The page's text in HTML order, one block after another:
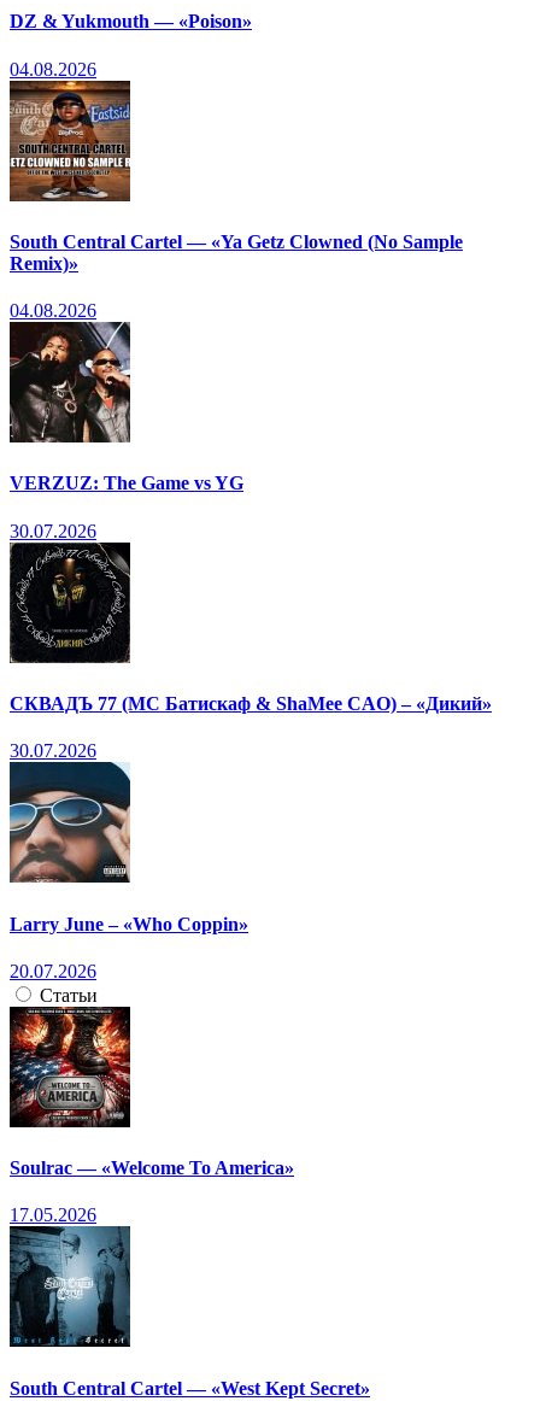
DZ & Yukmouth — «Poison»
04.08.2026
South Central Cartel — «Ya Getz Clowned (No Sample
Remix)»
04.08.2026
VERZUZ: The Game vs YG
30.07.2026
СКВАДЪ 77 (МС Батискаф & ShaMee CAO) – «Дикий»
30.07.2026
Larry June – «Who Coppin»
20.07.2026
Статьи
Soulrac — «Welcome To America»
17.05.2026
South Central Cartel — «West Kept Secret»